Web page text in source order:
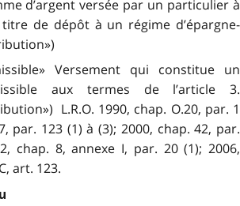
d’argent versée par un particulier à
de dépôt à un régime d’épargne-
Versement qui constitue un
aux termes de l’article 3.
L.R.O. 1990, chap. O.20, par. 1
par. 123 (1) à (3); 2000, chap. 42, par.
chap. 8, annexe I, par. 20 (1); 2006,
art. 123.